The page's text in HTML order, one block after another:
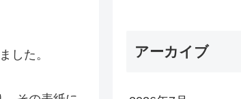
した。 アーカイブ